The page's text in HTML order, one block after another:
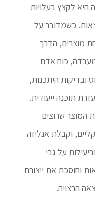
לקצץ בעלויות
כשמדובר על
מוצרים, הדרך
כוח אדם
ובדיקות היתכנות,
תוכנה ייעודית.
המוצר שרוצים
וקבלת אנליזה
על גבי
וחוסכת את ייצורם
הרצויה.